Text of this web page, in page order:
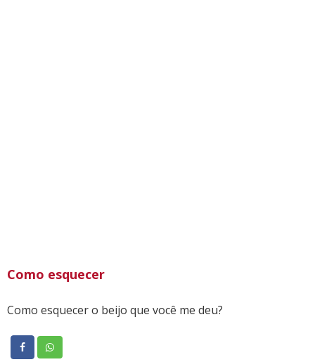
Como esquecer
Como esquecer o beijo que você me deu?